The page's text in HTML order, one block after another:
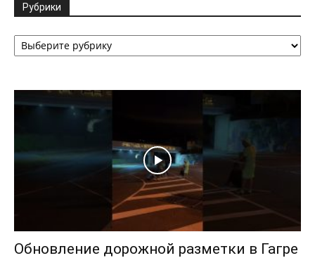
Рубрики
Рубрики
Обновление дорожной разметки в Гагре